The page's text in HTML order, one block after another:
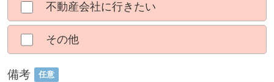
不動産会社に行きたい
その他
備考 任意